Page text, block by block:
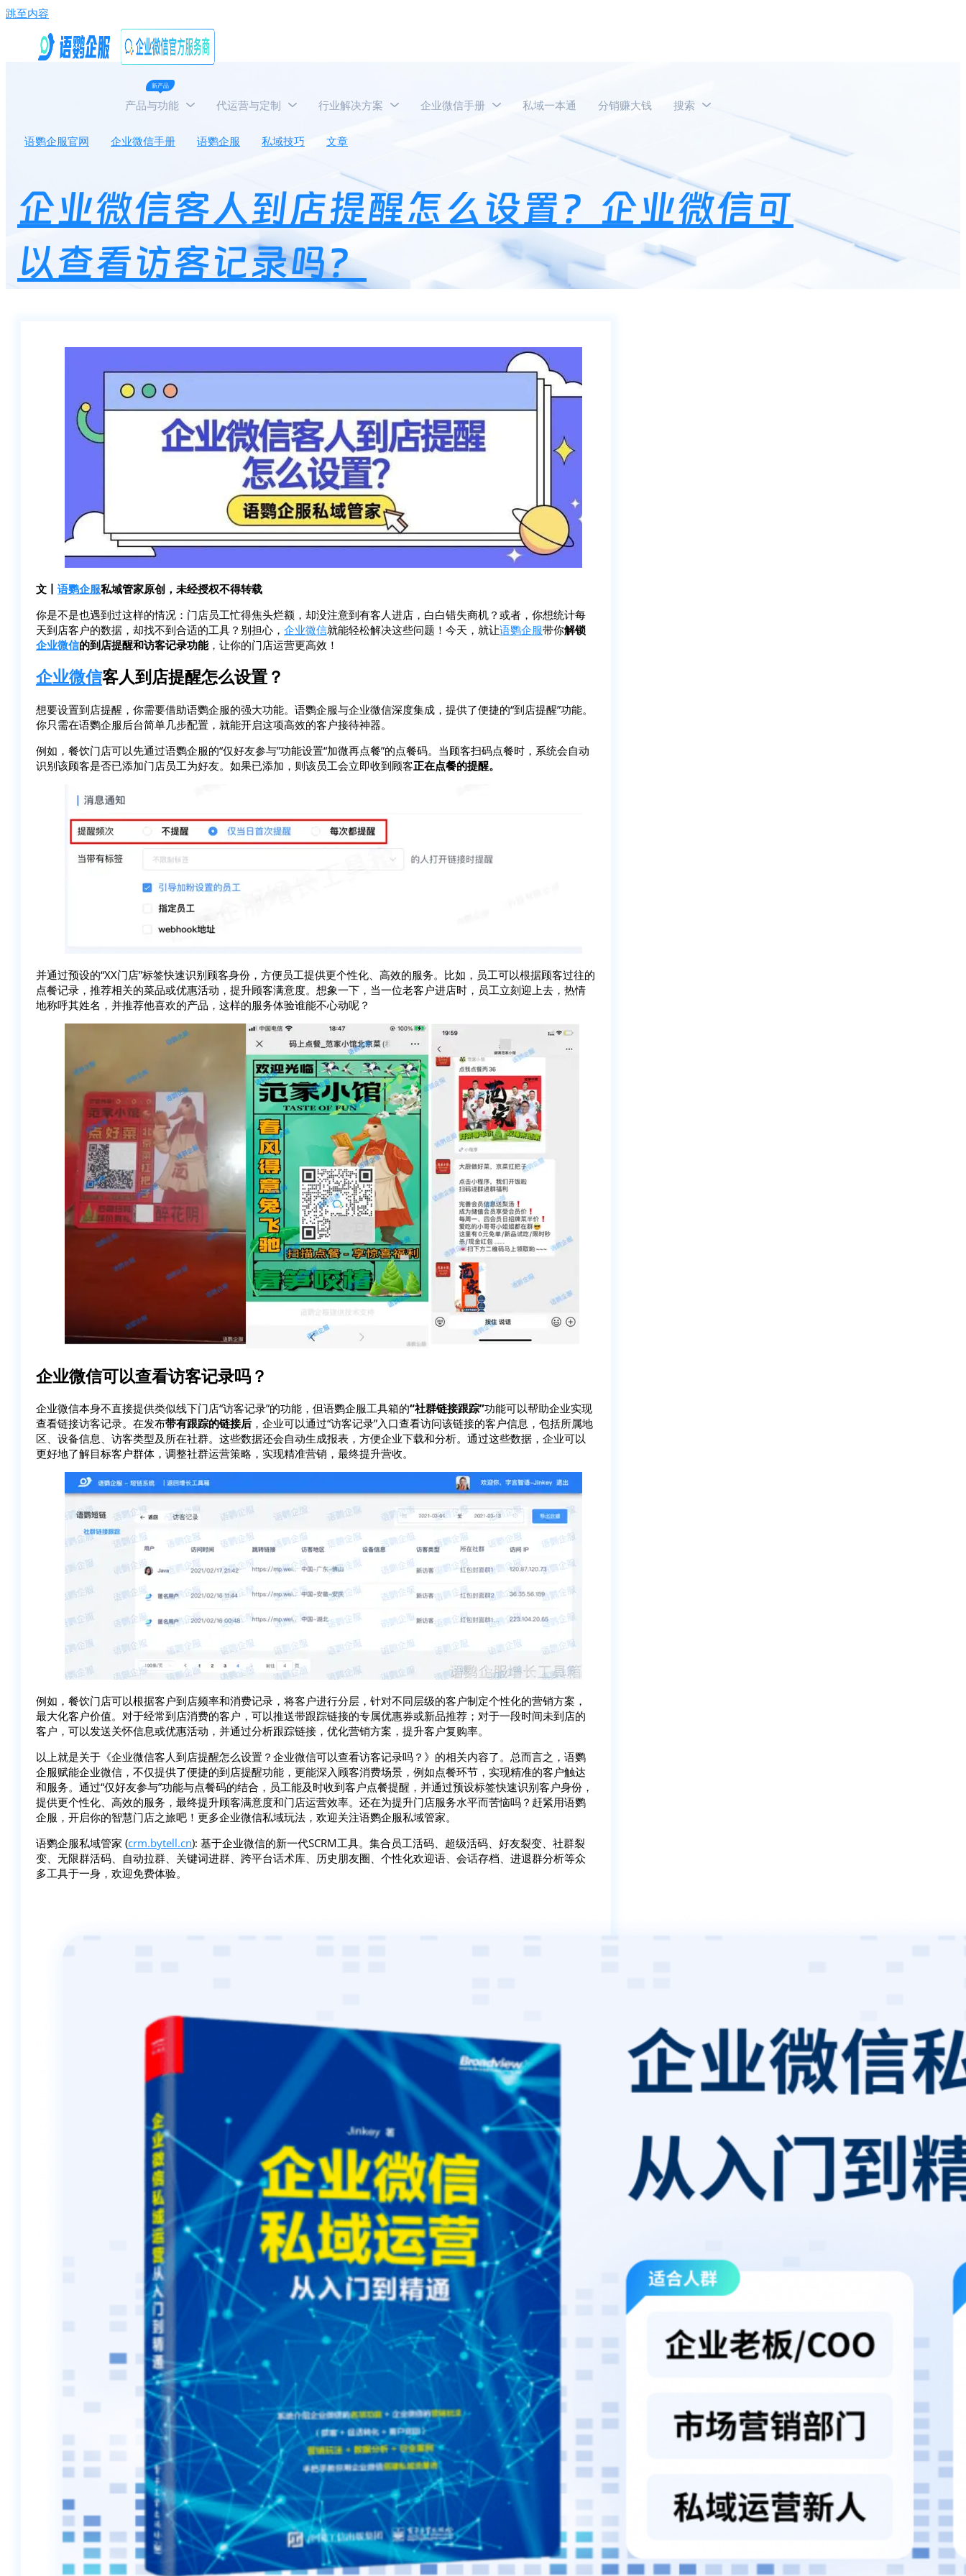
跳至内容
新产品
产品与功能 代运营与定制 行业解决方案 企业微信手册 私域一本通 分销赚大钱 搜索
语鹦企服官网 企业微信手册 语鹦企服 私域技巧 文章 企业微信客人到店提醒怎么设置？企业微信可以查看访客记录吗？
企业微信客人到店提醒怎么设置？企业微信可
以查看访客记录吗？
文丨 语鹦企服私域管家原创，未经授权不得转载
你是不是也遇到过这样的情况：门店员工忙得焦头烂额，却没注意到有客人进店，白白错失商机？或者，你想统计每
天到店客户的数据，却找不到合适的工具？别担心， 企业微信就能轻松解决这些问题！今天，就让语鹦企服带你解锁
企业微信的到店提醒和访客记录功能，让你的门店运营更高效！
企业微信客人到店提醒怎么设置？
想要设置到店提醒，你需要借助语鹦企服的强大功能。语鹦企服与企业微信深度集成，提供了便捷的“到店提醒”功能。
你只需在语鹦企服后台简单几步配置，就能开启这项高效的客户接待神器。
例如，餐饮门店可以先通过语鹦企服的“仅好友参与”功能设置“加微再点餐”的点餐码。当顾客扫码点餐时，系统会自动
识别该顾客是否已添加门店员工为好友。如果已添加，则该员工会立即收到顾客正在点餐的提醒。
并通过预设的“XX门店”标签快速识别顾客身份，方便员工提供更个性化、高效的服务。比如，员工可以根据顾客过往的
点餐记录，推荐相关的菜品或优惠活动，提升顾客满意度。想象一下，当一位老客户进店时，员工立刻迎上去，热情
地称呼其姓名，并推荐他喜欢的产品，这样的服务体验谁能不心动呢？
企业微信可以查看访客记录吗？
企业微信本身不直接提供类似线下门店“访客记录”的功能，但语鹦企服工具箱的“社群链接跟踪”功能可以帮助企业实现
查看链接访客记录。在发布带有跟踪的链接后 ，企业可以通过“访客记录”入口查看访问该链接的客户信息，包括所属地
区、设备信息、访客类型及所在社群。这些数据还会自动生成报表，方便企业下载和分析。通过这些数据，企业可以
更好地了解目标客户群体，调整社群运营策略，实现精准营销，最终提升营收。
例如，餐饮门店可以根据客户到店频率和消费记录，将客户进行分层，针对不同层级的客户制定个性化的营销方案，
最大化客户价值。对于经常到店消费的客户，可以推送带跟踪链接的专属优惠券或新品推荐；对于一段时间未到店的
客户，可以发送关怀信息或优惠活动，并通过分析跟踪链接，优化营销方案，提升客户复购率。
以上就是关于《企业微信客人到店提醒怎么设置？企业微信可以查看访客记录吗？》的相关内容了。总而言之，语鹦
企服赋能企业微信，不仅提供了便捷的到店提醒功能，更能深入顾客消费场景，例如点餐环节，实现精准的客户触达
和服务。通过“仅好友参与”功能与点餐码的结合，员工能及时收到客户点餐提醒，并通过预设标签快速识别客户身份，
提供更个性化、高效的服务，最终提升顾客满意度和门店运营效率。还在为提升门店服务水平而苦恼吗？赶紧用语鹦
企服，开启你的智慧门店之旅吧！更多企业微信私域玩法，欢迎关注语鹦企服私域管家。
语鹦企服私域管家 (crm.bytell.cn): 基于企业微信的新一代SCRM工具。集合员工活码、超级活码、好友裂变、社群裂
变、无限群活码、自动拉群、关键词进群、跨平台话术库、历史朋友圈、个性化欢迎语、会话存档、进退群分析等众
多工具于一身，欢迎免费体验。